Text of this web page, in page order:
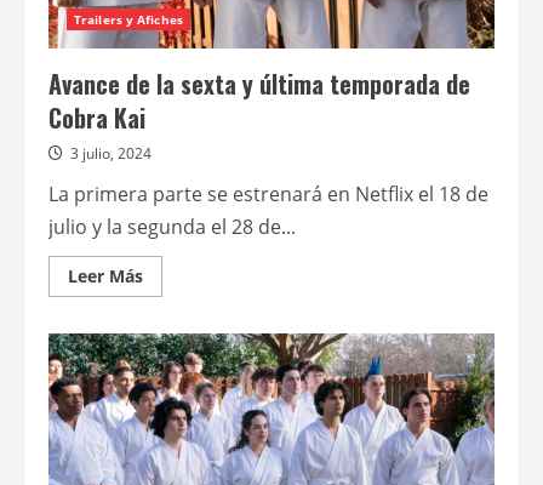
Trailers y Afiches
Avance de la sexta y última temporada de
Cobra Kai
3 julio, 2024
La primera parte se estrenará en Netflix el 18 de
julio y la segunda el 28 de...
Leer MásLeer
más
Avance
de
la
sexta
y
última
temporada
de
Cobra